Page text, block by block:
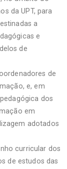
da UPT, para
a
e
de
de
e, em
dos
em
adotados
curricular dos
de estudos das